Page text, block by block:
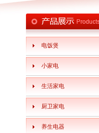
电饭煲
小家电
生活家电
厨卫家电
养生电器